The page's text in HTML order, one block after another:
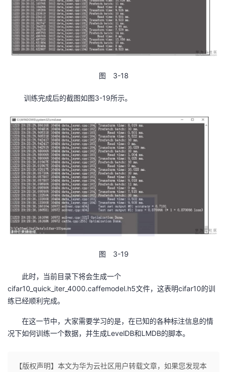
图 3-18
训练完成后的截图如图3-19所示。
图 3-19
此时，当前目录下将会生成一个
cifar10_quick_iter_4000.caffemodel.h5文件，这表明cifar10的训
练已经顺利完成。
在这一节中，大家需要学习的是，在已知的各种标注信息的情
况下如何训练一个数据，并生成LevelDB和LMDB的脚本。
【版权声明】本文为华为云社区用户转载文章，如果您发现本